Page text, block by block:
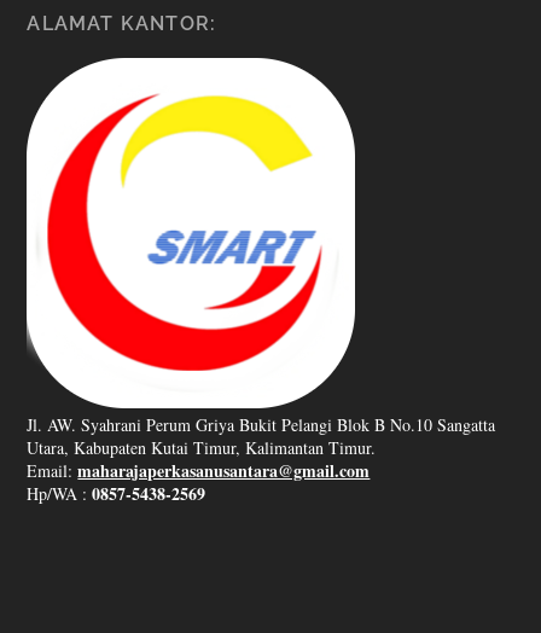
ALAMAT KANTOR:
Jl. AW. Syahrani Perum Griya Bukit Pelangi Blok B No.10 Sangatta
Utara, Kabupaten Kutai Timur, Kalimantan Timur.
Email:maharajaperkasanusantara@gmail.com
Hp/WA :0857-5438-2569